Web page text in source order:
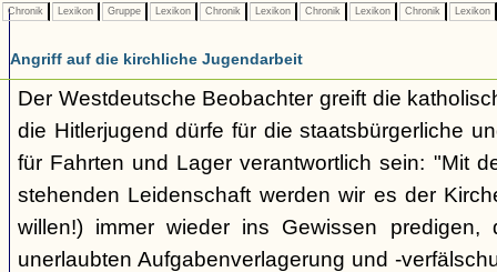
Chronik Lexikon Gruppe Lexikon Chronik Lexikon Chronik Lexikon Chronik Lexikon
Angriff auf die kirchliche Jugendarbeit
Der Westdeutsche Beobachter greift die
die Hitlerjugend dürfe für die staatsbürgerliche
für Fahrten und Lager verantwortlich sein: "Mit
stehenden Leidenschaft werden wir es der
willen!) immer wieder ins Gewissen
unerlaubten Aufgabenverlagerung und -